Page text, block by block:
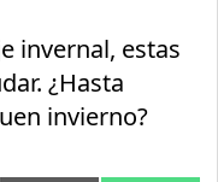
invernal, estas
¿Hasta
invierno?